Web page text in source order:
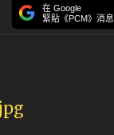
在 Google
緊貼《PCM》消息